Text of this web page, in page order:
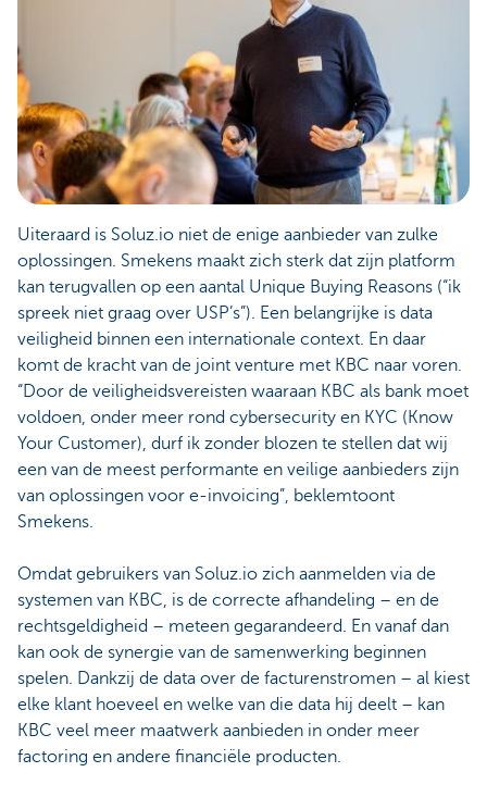
Uiteraard is Soluz.io niet de enige aanbieder van zulke
oplossingen. Smekens maakt zich sterk dat zijn platform
kan terugvallen op een aantal Unique Buying Reasons (“ik
spreek niet graag over USP’s”). Een belangrijke is data
veiligheid binnen een internationale context. En daar
komt de kracht van de joint venture met KBC naar voren.
“Door de veiligheidsvereisten waaraan KBC als bank moet
voldoen, onder meer rond cybersecurity en KYC (Know
Your Customer), durf ik zonder blozen te stellen dat wij
een van de meest performante en veilige aanbieders zijn
van oplossingen voor e-invoicing”, beklemtoont
Smekens.
Omdat gebruikers van Soluz.io zich aanmelden via de
systemen van KBC, is de correcte afhandeling – en de
rechtsgeldigheid – meteen gegarandeerd. En vanaf dan
kan ook de synergie van de samenwerking beginnen
spelen. Dankzij de data over de facturenstromen – al kiest
elke klant hoeveel en welke van die data hij deelt – kan
KBC veel meer maatwerk aanbieden in onder meer
factoring en andere financiële producten.